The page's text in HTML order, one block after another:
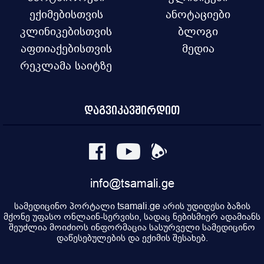
ექიმებისთვის
კლინიკებისთვის
აფთიაქებისთვის
რეკლამა საიტზე
ანოტაციები
ბლოგი
მედია
დაგვიკავშირდით
info@tsamali.ge
სამედიცინო პორტალი tsamali.ge არის უდიდესი ბაზის
მქონე უფასო ონლაინ-სერვისი, სადაც ნებისმიერ ადამიანს
შეუძლია მოიძიოს ინფორმაცია სასურველი სამედიცინო
დაწესებულების და ექიმის შესახებ.